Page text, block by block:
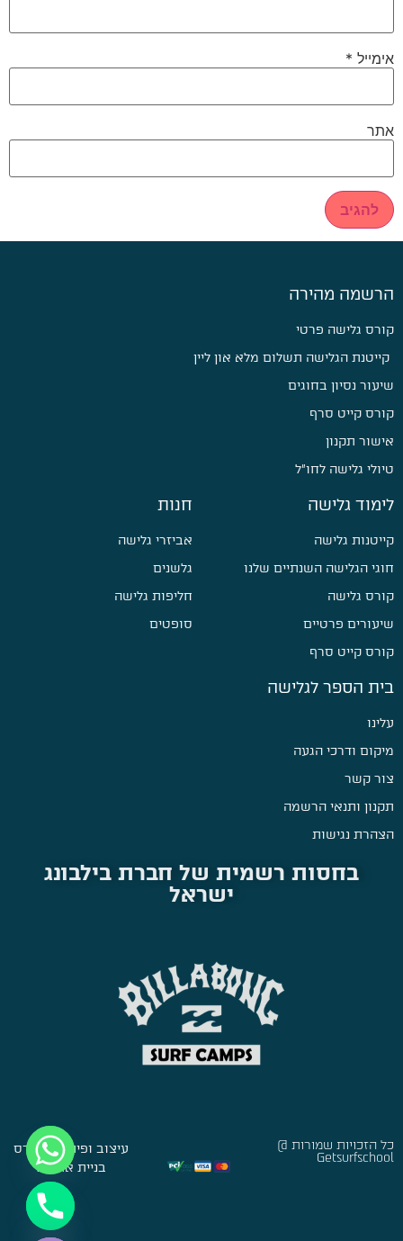
אימייל *
אתר
הרשמה מהירה
קורס גלישה פרטי
קייטנת הגלישה תשלום מלא און ליין
שיעור נסיון בחוגים
קורס קייט סרף
אישור תקנון
טיולי גלישה לחו״ל
לימוד גלישה
קייטנות גלישה
חוגי הגלישה השנתיים שלנו
קורס גלישה
שיעורים פרטיים
קורס קייט סרף
חנות
אביזרי גלישה
גלשנים
חליפות גלישה
סופטים
בית הספר לגלישה
עלינו
מיקום ודרכי הגעה
צור קשר
תקנון ותנאי הרשמה
הצהרת נגישות
בחסות רשמית של חברת בילבונג
ישראל
כל הזכויות שמורות @
Getsurfschool
עיצוב ופיתוח:סברס
בניית אתרים
Hide chaty